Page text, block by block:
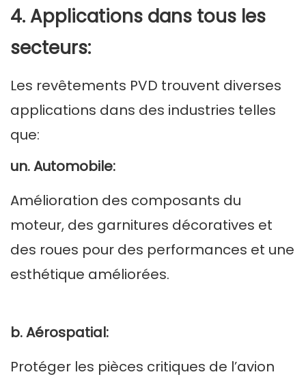
4. Applications dans tous les
secteurs:
Les revêtements PVD trouvent diverses
applications dans des industries telles
que:
un. Automobile:
Amélioration des composants du
moteur, des garnitures décoratives et
des roues pour des performances et une
esthétique améliorées.
b. Aérospatial:
Protéger les pièces critiques de l’avion